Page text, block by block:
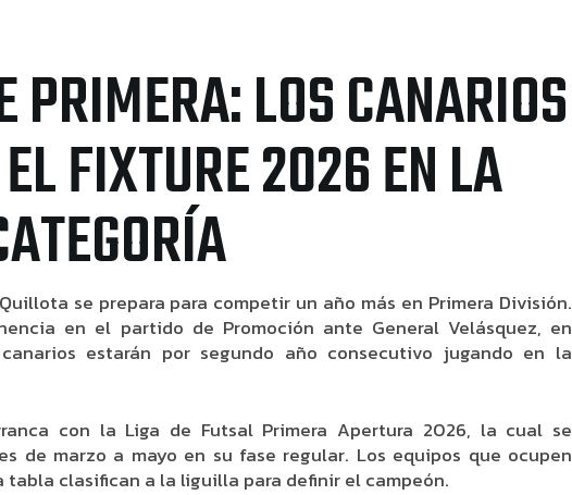
PRIMERA: LOS CANARIOS
FIXTURE 2026 EN LA
se prepara para competir un año más en Primera División.
en el partido de Promoción ante General Velásquez, en
estarán por segundo año consecutivo jugando en la
con la Liga de Futsal Primera Apertura 2026, la cual se
de marzo a mayo en su fase regular. Los equipos que ocupen
tabla clasifican a la liguilla para definir el campeón.